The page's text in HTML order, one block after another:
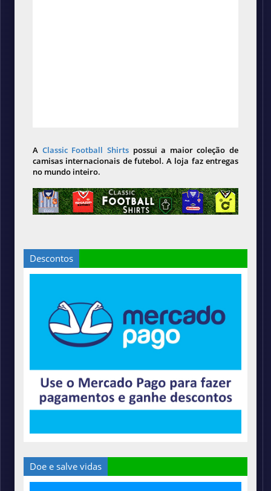
A Classic Football Shirts possui a maior coleção de
camisas internacionais de futebol. A loja faz entregas
no mundo inteiro.
Descontos
Doe e salve vidas